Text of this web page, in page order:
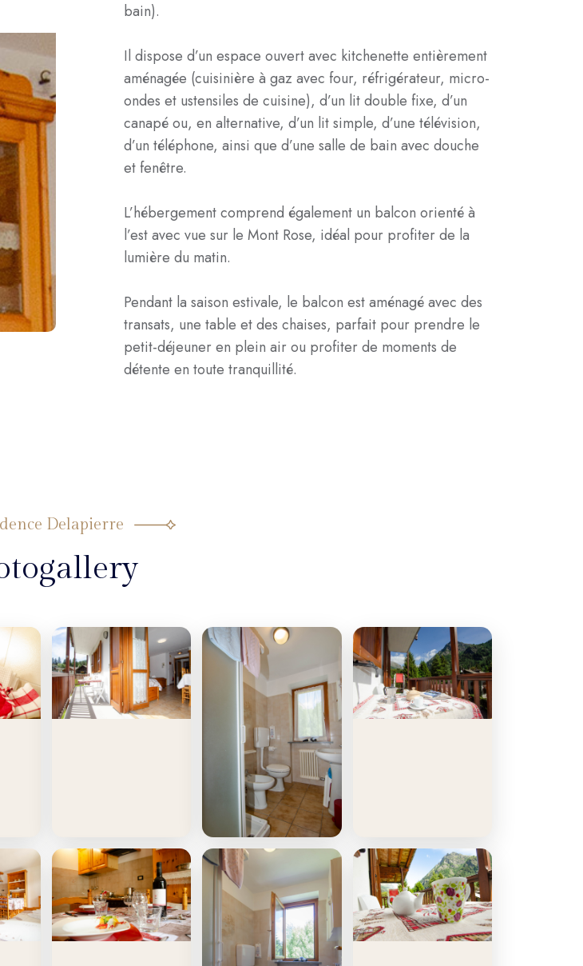
bain).
Il dispose d’un espace ouvert avec kitchenette entièrement
aménagée (cuisinière à gaz avec four, réfrigérateur, micro-
ondes et ustensiles de cuisine), d’un lit double fixe, d’un
canapé ou, en alternative, d’un lit simple, d’une télévision,
d’un téléphone, ainsi que d’une salle de bain avec douche
et fenêtre.
L’hébergement comprend également un balcon orienté à
l’est avec vue sur le Mont Rose, idéal pour profiter de la
lumière du matin.
Pendant la saison estivale, le balcon est aménagé avec des
transats, une table et des chaises, parfait pour prendre le
petit-déjeuner en plein air ou profiter de moments de
détente en toute tranquillité.
Delapierre